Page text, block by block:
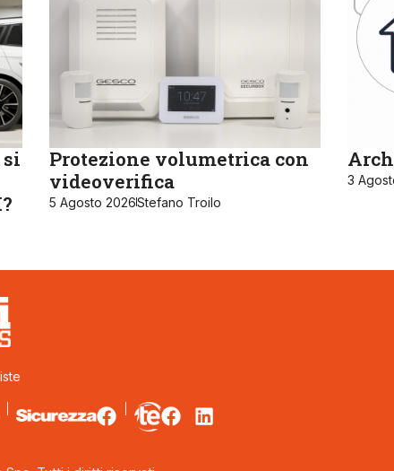
Protezione volumetrica con
videoverifica
5 Agosto 2026Stefano Troilo
3